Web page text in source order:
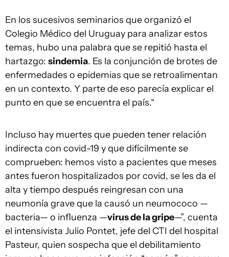
En los sucesivos seminarios que organizó el
Colegio Médico del Uruguay para analizar estos
temas, hubo una palabra que se repitió hasta el
hartazgo: sindemia. Es la conjunción de brotes de
enfermedades o epidemias que se retroalimentan
en un contexto. Y parte de eso parecía explicar el
punto en que se encuentra el país.“
Incluso hay muertes que pueden tener relación
indirecta con covid-19 y que difícilmente se
comprueben: hemos visto a pacientes que meses
antes fueron hospitalizados por covid, se les da el
alta y tiempo después reingresan con una
neumonía grave que la causó un neumococo —
bacteria— o influenza —virus de la gripe—”, cuenta
el intensivista Julio Pontet, jefe del CTI del hospital
Pasteur, quien sospecha que el debilitamiento